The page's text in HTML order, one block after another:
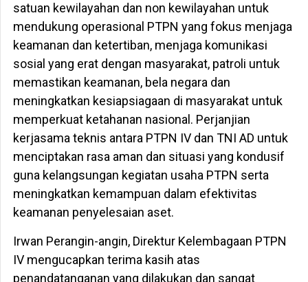
satuan kewilayahan dan non kewilayahan untuk
mendukung operasional PTPN yang fokus menjaga
keamanan dan ketertiban, menjaga komunikasi
sosial yang erat dengan masyarakat, patroli untuk
memastikan keamanan, bela negara dan
meningkatkan kesiapsiagaan di masyarakat untuk
memperkuat ketahanan nasional. Perjanjian
kerjasama teknis antara PTPN IV dan TNI AD untuk
menciptakan rasa aman dan situasi yang kondusif
guna kelangsungan kegiatan usaha PTPN serta
meningkatkan kemampuan dalam efektivitas
keamanan penyelesaian aset.
Irwan Perangin-angin, Direktur Kelembagaan PTPN
IV mengucapkan terima kasih atas
penandatanganan yang dilakukan dan sangat